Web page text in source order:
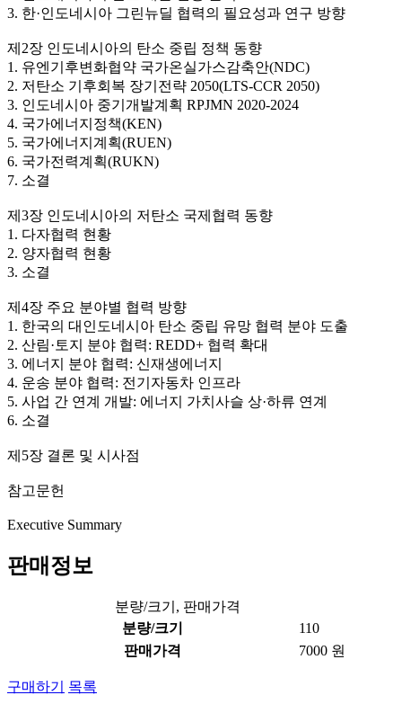
3. 한·인도네시아 그린뉴딜 협력의 필요성과 연구 방향
제2장 인도네시아의 탄소 중립 정책 동향
1. 유엔기후변화협약 국가온실가스감축안(NDC)
2. 저탄소 기후회복 장기전략 2050(LTS-CCR 2050)
3. 인도네시아 중기개발계획 RPJMN 2020-2024
4. 국가에너지정책(KEN)
5. 국가에너지계획(RUEN)
6. 국가전력계획(RUKN)
7. 소결
제3장 인도네시아의 저탄소 국제협력 동향
1. 다자협력 현황
2. 양자협력 현황
3. 소결
제4장 주요 분야별 협력 방향
1. 한국의 대인도네시아 탄소 중립 유망 협력 분야 도출
2. 산림·토지 분야 협력: REDD+ 협력 확대
3. 에너지 분야 협력: 신재생에너지
4. 운송 분야 협력: 전기자동차 인프라
5. 사업 간 연계 개발: 에너지 가치사슬 상·하류 연계
6. 소결
제5장 결론 및 시사점
참고문헌
Executive Summary
판매정보
분량/크기, 판매가격
분량/크기
110
판매가격
7000 원
구매하기 목록